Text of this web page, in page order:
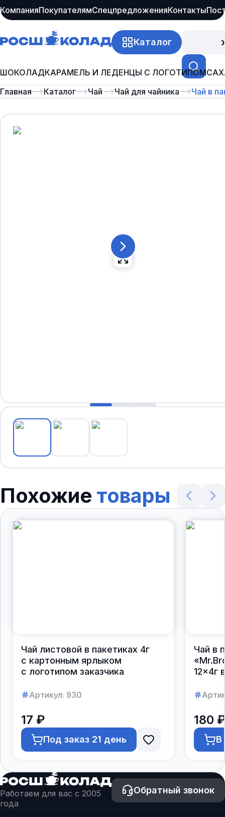
КомпанияПокупателямСпецпредложенияКонтакты
Каталог
ШОКОЛАДКАРАМЕЛЬ И ЛЕДЕНЦЫ С ЛОГОТИПОМ
Главная
Каталог Чай Чай для чайника Чай в
Похожие товары
Чай листовой в пакетиках 4г
с картонным ярлыком
с логотипом заказчика
Артикул: 930
17 ₽
Под заказ 21 день
Чай в
12×4г
180 ₽
В
Работаем для вас с 2005
года
Обратный звонок